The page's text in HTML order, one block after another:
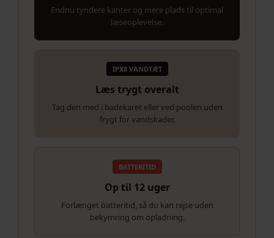
Endnu tyndere kanter og mere plads til optimal
læseoplevelse.
IPX8 VANDTÆT
Læs trygt overalt
Tag den med i badekaret eller ved poolen uden
frygt for vandskader.
BATTERITID
Op til 12 uger
Forlænget batteritid, så du kan rejse uden
bekymring om opladning.